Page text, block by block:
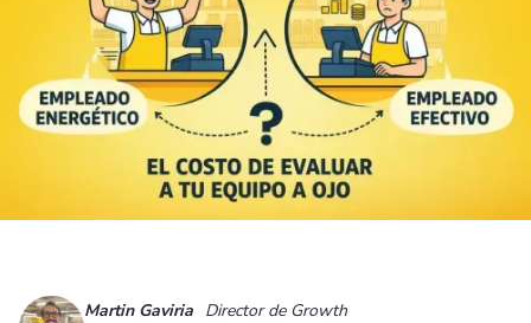
Martin Gaviria Director de Growth